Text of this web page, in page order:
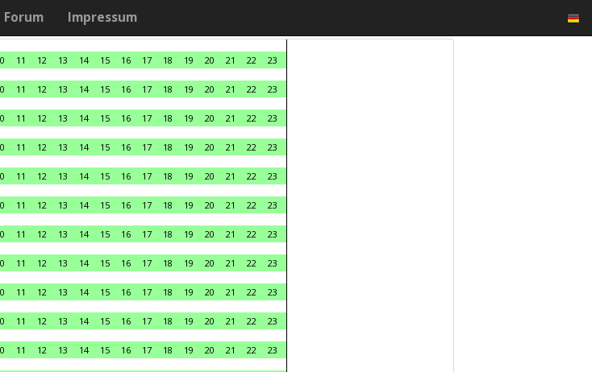
Forum Impressum
11 12 13 14 15 16 17 18 19 20 21 22
23
11 12 13 14 15 16 17 18 19 20 21 22
23
11 12 13 14 15 16 17 18 19 20 21 22
23
11 12 13 14 15 16 17 18 19 20 21 22
23
11 12 13 14 15 16 17 18 19 20 21 22
23
11 12 13 14 15 16 17 18 19 20 21 22
23
11 12 13 14 15 16 17 18 19 20 21 22
23
11 12 13 14 15 16 17 18 19 20 21 22
23
11 12 13 14 15 16 17 18 19 20 21 22
23
11 12 13 14 15 16 17 18 19 20 21 22
23
11 12 13 14 15 16 17 18 19 20 21 22
23